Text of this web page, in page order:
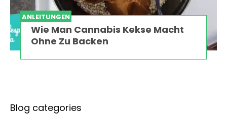
ANLEITUNGEN
Wie Man Cannabis Kekse Macht
Ohne Zu Backen
Blog categories